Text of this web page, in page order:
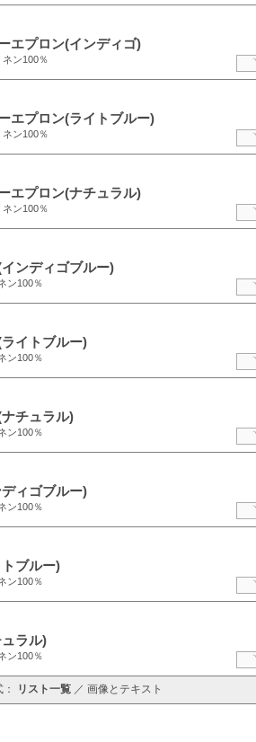
エプロン(インディゴ)
ン100％
エプロン(ライトブルー)
ン100％
エプロン(ナチュラル)
ン100％
ンディゴブルー)
ン100％
イトブルー)
ン100％
チュラル)
ン100％
ィゴブルー)
ン100％
ブルー)
ン100％
ラル)
ン100％
リスト一覧／ 画像とテキスト